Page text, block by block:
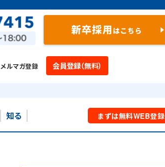
メルマガ登録 会員登録（無料）
知る まずは無料WEB登録